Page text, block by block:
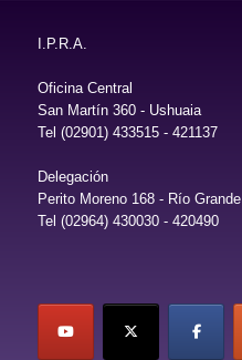
I.P.R.A.
Oficina Central
San Martín 360 - Ushuaia
Tel (02901) 433515 - 421137
Delegación
Perito Moreno 168 - Río Grande
Tel (02964) 430030 - 420490